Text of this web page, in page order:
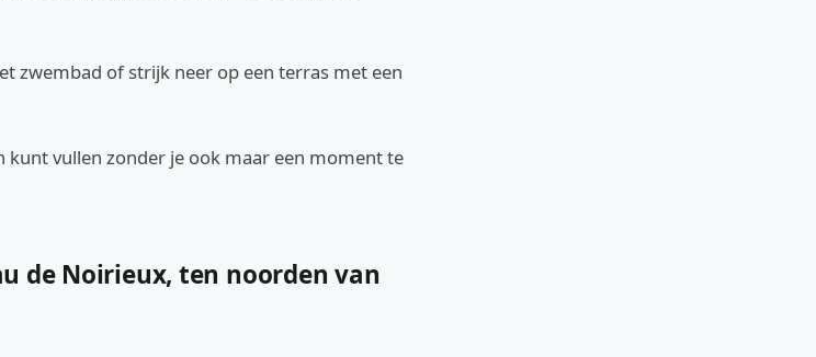
zwembad of strijk neer op een terras met een
kunt vullen zonder je ook maar een moment te
de Noirieux, ten noorden van